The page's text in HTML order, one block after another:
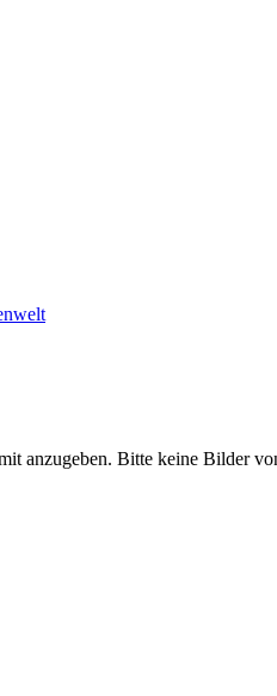
anzugeben. Bitte keine Bilder